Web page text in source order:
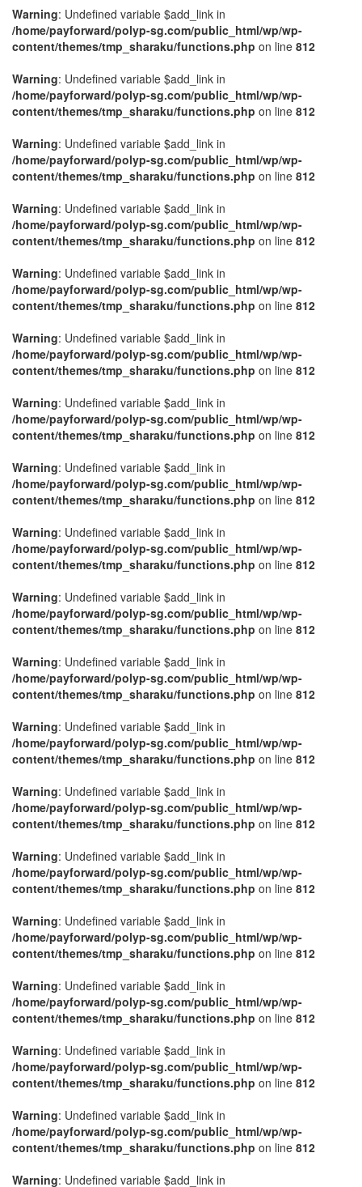
Warning: Undefined variable $add_link in
/home/payforward/polyp-sg.com/public_html/wp/wp-
content/themes/tmp_sharaku/functions.php on line 812
Warning: Undefined variable $add_link in
/home/payforward/polyp-sg.com/public_html/wp/wp-
content/themes/tmp_sharaku/functions.php on line 812
Warning: Undefined variable $add_link in
/home/payforward/polyp-sg.com/public_html/wp/wp-
content/themes/tmp_sharaku/functions.php on line 812
Warning: Undefined variable $add_link in
/home/payforward/polyp-sg.com/public_html/wp/wp-
content/themes/tmp_sharaku/functions.php on line 812
Warning: Undefined variable $add_link in
/home/payforward/polyp-sg.com/public_html/wp/wp-
content/themes/tmp_sharaku/functions.php on line 812
Warning: Undefined variable $add_link in
/home/payforward/polyp-sg.com/public_html/wp/wp-
content/themes/tmp_sharaku/functions.php on line 812
Warning: Undefined variable $add_link in
/home/payforward/polyp-sg.com/public_html/wp/wp-
content/themes/tmp_sharaku/functions.php on line 812
Warning: Undefined variable $add_link in
/home/payforward/polyp-sg.com/public_html/wp/wp-
content/themes/tmp_sharaku/functions.php on line 812
Warning: Undefined variable $add_link in
/home/payforward/polyp-sg.com/public_html/wp/wp-
content/themes/tmp_sharaku/functions.php on line 812
Warning: Undefined variable $add_link in
/home/payforward/polyp-sg.com/public_html/wp/wp-
content/themes/tmp_sharaku/functions.php on line 812
Warning: Undefined variable $add_link in
/home/payforward/polyp-sg.com/public_html/wp/wp-
content/themes/tmp_sharaku/functions.php on line 812
Warning: Undefined variable $add_link in
/home/payforward/polyp-sg.com/public_html/wp/wp-
content/themes/tmp_sharaku/functions.php on line 812
Warning: Undefined variable $add_link in
/home/payforward/polyp-sg.com/public_html/wp/wp-
content/themes/tmp_sharaku/functions.php on line 812
Warning: Undefined variable $add_link in
/home/payforward/polyp-sg.com/public_html/wp/wp-
content/themes/tmp_sharaku/functions.php on line 812
Warning: Undefined variable $add_link in
/home/payforward/polyp-sg.com/public_html/wp/wp-
content/themes/tmp_sharaku/functions.php on line 812
Warning: Undefined variable $add_link in
/home/payforward/polyp-sg.com/public_html/wp/wp-
content/themes/tmp_sharaku/functions.php on line 812
Warning: Undefined variable $add_link in
/home/payforward/polyp-sg.com/public_html/wp/wp-
content/themes/tmp_sharaku/functions.php on line 812
Warning: Undefined variable $add_link in
/home/payforward/polyp-sg.com/public_html/wp/wp-
content/themes/tmp_sharaku/functions.php on line 812
Warning: Undefined variable $add_link in